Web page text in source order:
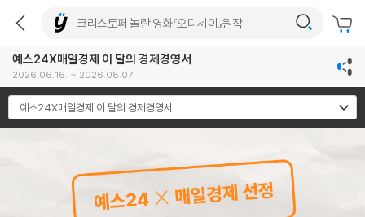
예스24X매일경제 이 달의 경제경영서
2026.06.16. ~ 2026.08.07.